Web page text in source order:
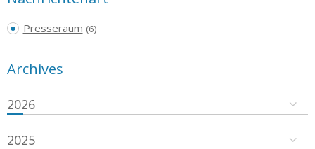
Presseraum (6)
Archives
2026
2025